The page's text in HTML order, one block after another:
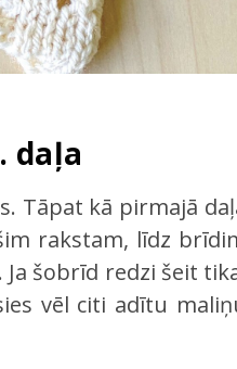
daļa
Tāpat kā pirmajā
rakstam, līdz
šobrīd redzi šeit
vēl citi adītu